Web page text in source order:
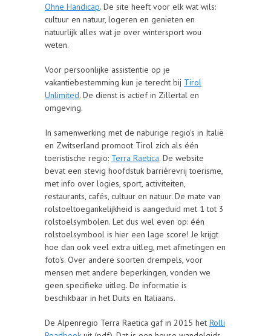
Ohne Handicap. De site heeft voor elk wat wils:
cultuur en natuur, logeren en genieten en
natuurlijk alles wat je over wintersport wou
weten.
Voor persoonlijke assistentie op je
vakantiebestemming kun je terecht bij Tirol
Unlimited. De dienst is actief in Zillertal en
omgeving.
In samenwerking met de naburige regio's in Italië
en Zwitserland promoot Tirol zich als één
toeristische regio: Terra Raetica. De website
bevat een stevig hoofdstuk barrièrevrij toerisme,
met info over logies, sport, activiteiten,
restaurants, cafés, cultuur en natuur. De mate van
rolstoeltoegankelijkheid is aangeduid met 1 tot 3
rolstoelsymbolen. Let dus wel even op: één
rolstoelsymbool is hier een lage score! Je krijgt
hoe dan ook veel extra uitleg, met afmetingen en
foto's. Over andere soorten drempels, voor
mensen met andere beperkingen, vonden we
geen specifieke uitleg. De informatie is
beschikbaar in het Duits en Italiaans.
De Alpenregio Terra Raetica gaf in 2015 het Rolli